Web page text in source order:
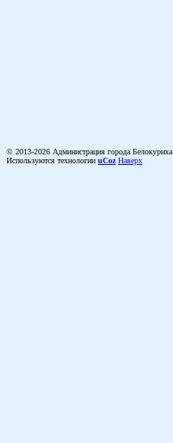
© 2013-2026 Администрация города Белокуриха
Используются технологии uCoz Наверх